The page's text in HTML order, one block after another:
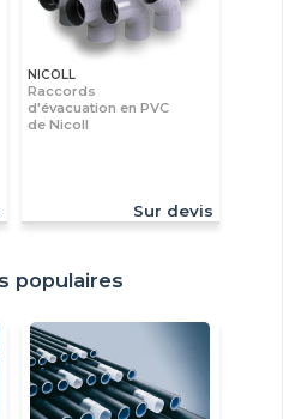
NICOLL
Raccords
d'évacuation en PVC
de Nicoll
Sur devis
populaires